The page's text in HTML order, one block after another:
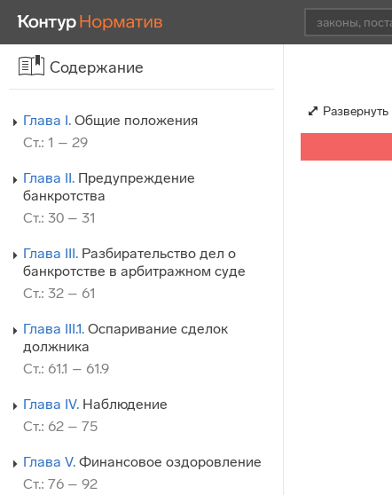
Содержание
Глава I. Общие положения
Ст.: 1 – 29
Глава II. Предупреждение
банкротства
Ст.: 30 – 31
Глава III. Разбирательство дел о
банкротстве в арбитражном суде
Ст.: 32 – 61
Глава III.1. Оспаривание сделок
должника
Ст.: 61.1 – 61.9
Глава IV. Наблюдение
Ст.: 62 – 75
Глава V. Финансовое оздоровление
Ст.: 76 – 92
Развернуть